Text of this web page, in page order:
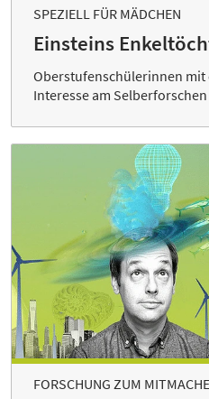
SPEZIELL FÜR MÄDCHEN
Einsteins
Oberstufenschülerinnen
Interesse am Selberforschen
FORSCHUNG ZUM